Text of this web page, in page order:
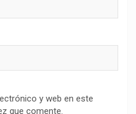
y web en este
que comente.